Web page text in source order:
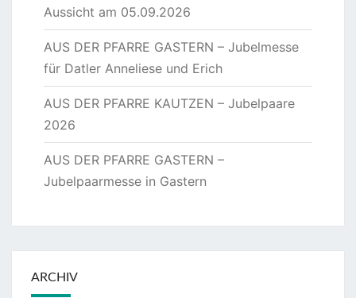
Aussicht am 05.09.2026
AUS DER PFARRE GASTERN – Jubelmesse
für Datler Anneliese und Erich
AUS DER PFARRE KAUTZEN – Jubelpaare
2026
AUS DER PFARRE GASTERN –
Jubelpaarmesse in Gastern
ARCHIV